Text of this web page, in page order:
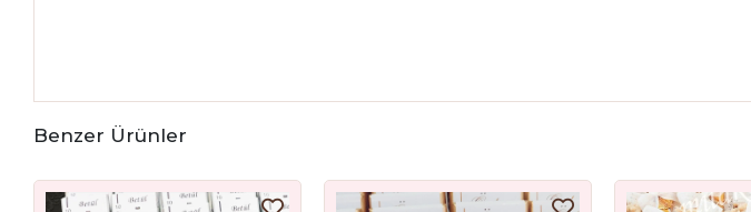
Benzer Ürünler